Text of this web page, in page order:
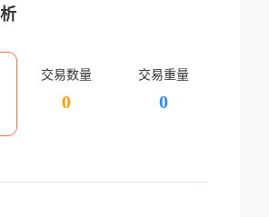
交易数量
0
交易重量
0